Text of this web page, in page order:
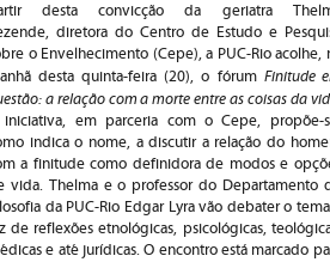
desta convicção da geriatra
diretora do Centro de Estudo e
o Envelhecimento (Cepe), a PUC-Rio acolhe,
desta quinta-feira (20), o fórum Finitude
a relação com a morte entre as coisas da
em parceria com o Cepe, propõe-
indica o nome, a discutir a relação do
a finitude como definidora de modos e
vida. Thelma e o professor do Departamento
da PUC-Rio Edgar Lyra vão debater o
de reflexões etnológicas, psicológicas,
e até jurídicas. O encontro está marcado